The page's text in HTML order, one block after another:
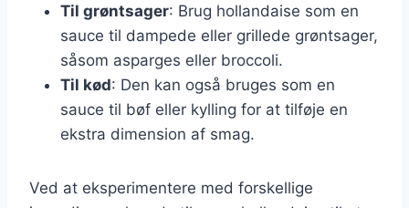
Til grøntsager: Brug hollandaise som en
sauce til dampede eller grillede grøntsager,
såsom asparges eller broccoli.
Til kød: Den kan også bruges som en
sauce til bøf eller kylling for at tilføje en
ekstra dimension af smag.
Ved at eksperimentere med forskellige